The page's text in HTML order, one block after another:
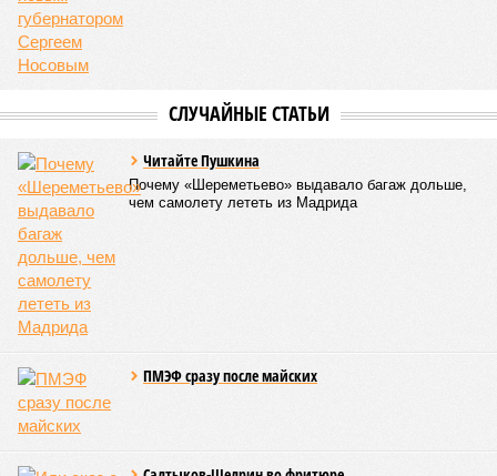
СЛУЧАЙНЫЕ СТАТЬИ
Читайте Пушкина
Почему «Шереметьево» выдавало багаж дольше,
чем самолету лететь из Мадрида
ПМЭФ сразу после майских